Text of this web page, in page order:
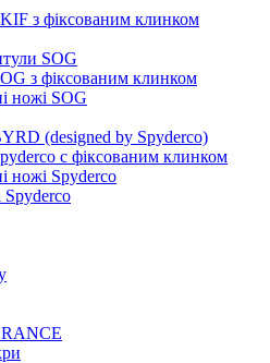
з фіксованим клинком
SOG
з фіксованим клинком
ножі SOG
(designed by Spyderco)
c фіксованим клинком
ножі Spyderco
Spyderco